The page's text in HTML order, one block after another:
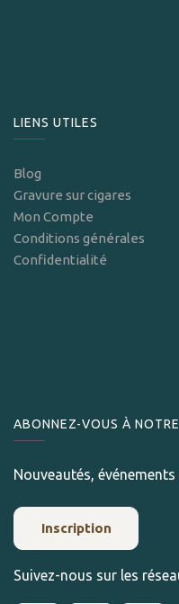
LIENS UTILES
Blog
Gravure sur cigares
Mon Compte
Conditions générales
Confidentialité
ABONNEZ-VOUS À
Nouveautés,
Inscription
Suivez-nous sur les